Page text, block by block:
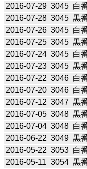
2016-07-29 3045 白
2016-07-28 3045 黒
2016-07-26 3045 白
2016-07-25 3045 黒
2016-07-24 3045 白
2016-07-23 3045 黒
2016-07-22 3046 白
2016-07-20 3046 白
2016-07-12 3047 黒
2016-07-05 3048 黒
2016-07-04 3048 白
2016-06-22 3049 黒
2016-05-22 3053 白
2016-05-11 3054 黒